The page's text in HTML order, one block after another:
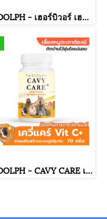
RANDOLPH - เฮอร์บิวอร์ เฮลท์บูสเตอร์ ขนาด 70 กรัม.
RANDOLPH - CAVY CARE เควี่แคร์ ขนาด 70 กรัม